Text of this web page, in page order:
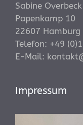
Sabine Overbeck
Papenkamp 10
22607 Hamburg
Telefon: +49
E-Mail:
Impressum